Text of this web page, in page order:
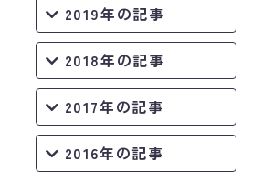
2019年の記事
2018年の記事
2017年の記事
2016年の記事